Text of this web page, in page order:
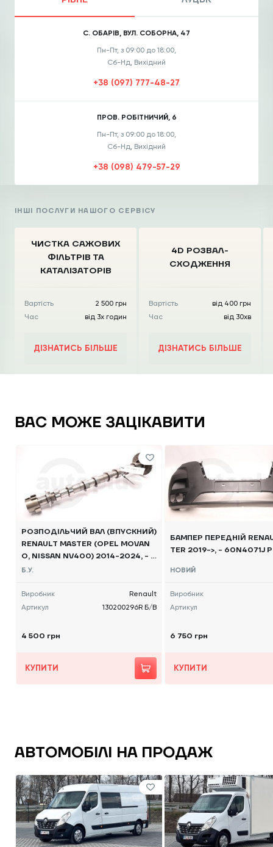
С. ОБАРІВ, ВУЛ. СОБОРНА, 47
Пн-Пт, з 09:00 до 18:00,
Сб-Нд, Вихідний
+38 (097) 777-48-27
ПРОВ. РОБІТНИЧИЙ, 6
Пн-Пт, з 09:00 до 18:00,
Сб-Нд, Вихідний
+38 (098) 479-57-29
ІНШІ ПОСЛУГИ НАШОГО СЕРВІСУ
ЧИСТКА CАЖОВИХ
ФІЛЬТРІВ ТА
КАТАЛІЗАТОРІВ
Вартість
2 500 грн
Час
від 3х годин
ДІЗНАТИСЬ БІЛЬШЕ
4D РОЗВАЛ-
СХОДЖЕННЯ
Вартість
від 400 грн
Час
від 30хв
ДІЗНАТИСЬ БІЛЬШЕ
ВАС МОЖЕ ЗАЦІКАВИТИ
РОЗПОДІЛЬЧИЙ ВАЛ (ВПУСКНИЙ)
RENAULT MASTER (OPEL MOVAN
O, NISSAN NV400) 2014-2024, - 1
30200296R Б/В
Б.У.
Виробник
Renault
Артикул
130200296R Б/В
4 500 грн
КУПИТИ
БАМПЕР ПЕРЕДНІЙ
TER 2019->, - 60N4071J
НОВИЙ
Виробник
Артикул
6 750 грн
КУПИТИ
АВТОМОБІЛІ НА ПРОДАЖ